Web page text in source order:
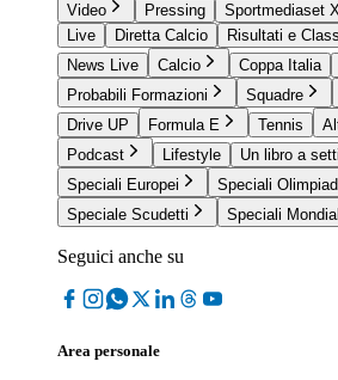
Video Pressing Sportmediaset
Live
Diretta Calcio
Risultati e
News Live
Calcio Coppa Italia
Probabili Formazioni
Squadre
Drive UP
Formula E Tennis
Podcast
Lifestyle
Un libro a
Speciali Europei
Speciali
Speciale Scudetti
Speciali
Seguici anche su
Area personale